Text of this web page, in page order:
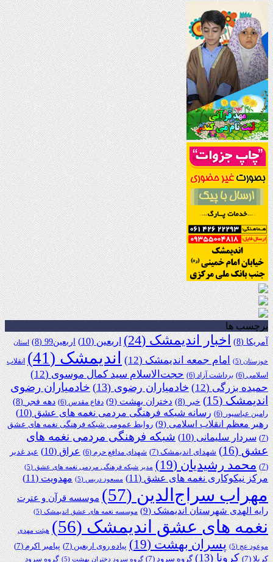
برچسب ها
آمریکا(8) اخبار اندیمشک(24) اربعین(10) اربعین99 (8) استان
خوزستان(5) امام جمعه اندیمشک(12) اندیمشک(41)
انقلاب
اسلامی(6) برداشت آزاد(6) حجت‌الاسلام سید کمال موسوی(12)
حمیده بزرگی(12) خادمیاران رضوی(13)
خادمیاران رضوی
اندیمشک(15) خبر(8) دختران بهشت(9) دفاع مقدس(6) دهه فجر(8)
رامین عباسپور(6) رسانه شبکه فرهنگی مردمی نغمه های عشق(10)
رهبر معظم انقلاب اسلامی(9)
روابط عمومی شبکه فرهنگی نغمه های عشق
(7)
سردار سلیمانی(10)
شبکه فرهنگی مردمی نغمه های
عشق(16) شهدای اندیمشک(7) شهدای مدافع حرم(6) عراق(10)
عید غدیر
(7)
محمد رشیدیان(19) مدیر شبکه فرهنگی مردمی نغمه های عشق(5)
مرکز نیکوکاری نغمه های عشق(11) مسعود دریس(5) مهدویت(11)
مهراب سراج‌الدین(57)
موسسه قرآن و عترت
رایه الهدی شهرستان اندیمشک(9) موسسه نغمه های عشق اندیمشک(5)
نغمه های عشق اندیمشک(56) هیئت مهدی
موعود عج(5) پسران بهشت(19) پیاده روی اربعین(7) پیامبر اکرم(7)
کربلا(7) کرونا(13) گروه سرود(7) گروه سرود دختران بهشت(5) گروه سرود